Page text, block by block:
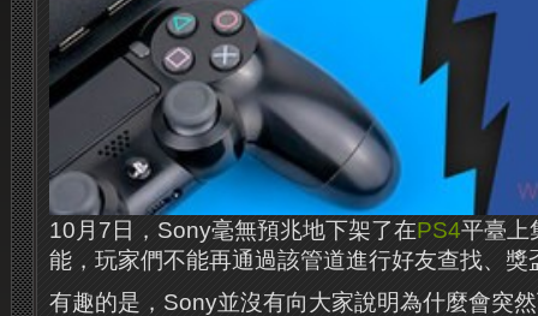
10月7日，Sony毫無預兆地下架了在PS4平臺上
能，玩家們不能再通過該管道進行好友查找、獎
有趣的是，Sony並沒有向大家說明為什麼會突